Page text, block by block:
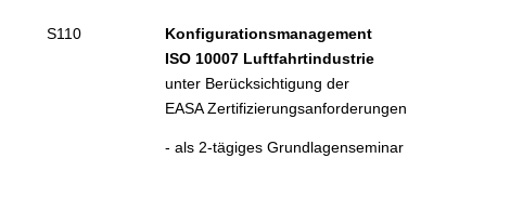
S110
Konfigurationsmanagement
ISO 10007 Luftfahrtindustrie
unter Berücksichtigung der
EASA Zertifizierungsanforderungen
- als 2-tägiges Grundlagenseminar